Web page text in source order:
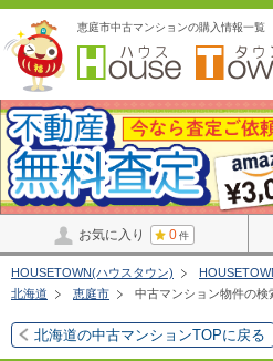
恵庭市中古マンションの購入情報一覧
お気に入り 0 件
HOUSETOWN(ハウスタウン)
北海道
恵庭市 中古マンション物件の検
北海道の中古マンションTOPに戻る